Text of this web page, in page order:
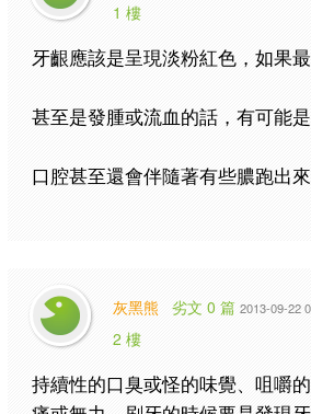
1 樓
牙齦應該是呈現淡粉紅色，如果
甚至是發腫或流血的話，有可能
口腔甚至還會伴隨著有些膿跑出
灰黑熊 劣文 0 篇 2013-09-22
2 樓
持續性的口臭或怪的味覺、咀嚼